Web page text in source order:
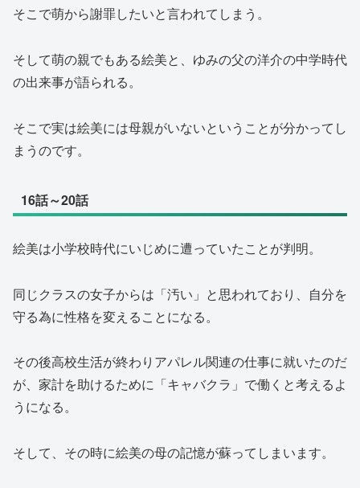
そこで萌から謝罪したいと言われてしまう。
そして萌の親でもある絵美と、ゆみの父の洋介の中学時代
の出来事が語られる。
そこで実は絵美には母親がいないということが分かってし
まうのです。
16話～20話
絵美は小学校時代にいじめに遭っていたことが判明。
同じクラスの女子からは「汚い」と思われており、自分を
守る為に性格を変えることになる。
その後高校生活が終わりアパレル関連の仕事に就いたのだ
が、家計を助けるために「キャバクラ」で働くと考えるよ
うになる。
そして、その時に絵美の母の記憶が蘇ってしまいます。